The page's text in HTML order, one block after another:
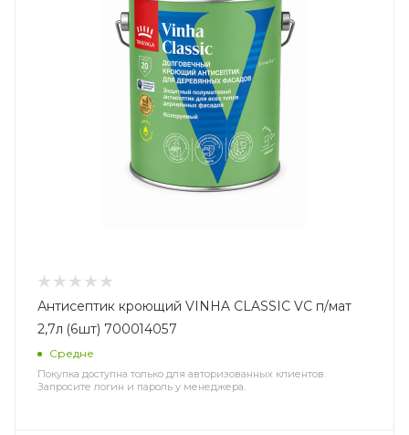
Антисептик кроющий VINHA CLASSIC VC п/мат
2,7л (6шт) 700014057
Средне
Покупка доступна только для авторизованных клиентов.
Запросите логин и пароль у менеджера.